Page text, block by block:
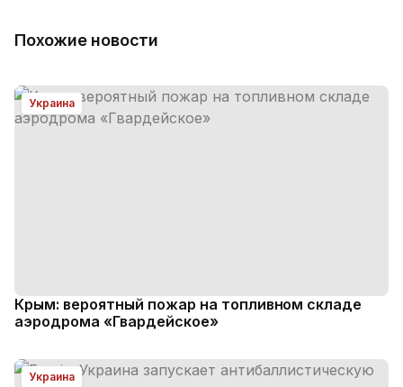
Похожие новости
Украина
Крым: вероятный пожар на топливном складе
аэродрома «Гвардейское»
Украина